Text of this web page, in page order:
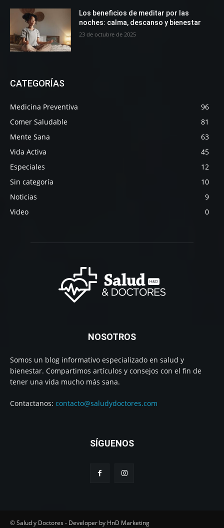
Los beneficios de meditar por las
noches: calma, descanso y bienestar
23 de octubre de 2025
CATEGORÍAS
Medicina Preventiva
96
Comer Saludable
81
Mente Sana
63
Vida Activa
45
Especiales
12
Sin categoría
10
Noticias
9
Video
0
NOSOTROS
Somos un blog informativo especializado en salud y
bienestar. Compartimos artículos y consejos con el fin de
tener una vida mucho más sana.
Contactanos: contacto@saludydoctores.com
SÍGUENOS
© Salud y Doctores - Developer by HnD Marketing